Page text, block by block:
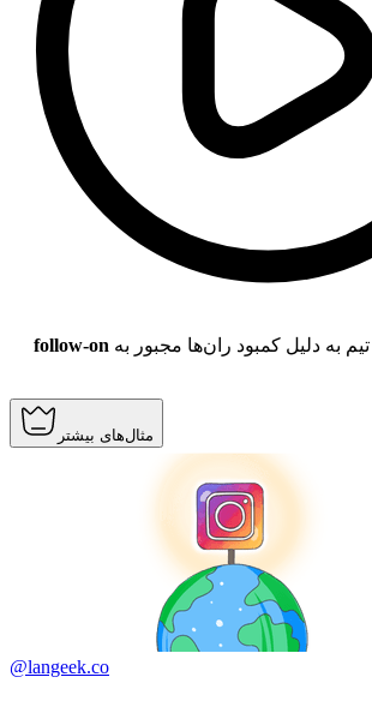
به دلیل کمبود ران‌ها مجبور به follow-on
مثال‌های بیشتر
@langeek.co